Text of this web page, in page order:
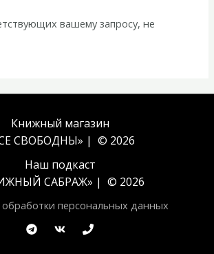
вашему запросу, не
Книжный магазин
СВОБОДНЫ» | © 2026
Наш подкаст
САБРАЖ» | © 2026
персональных данных